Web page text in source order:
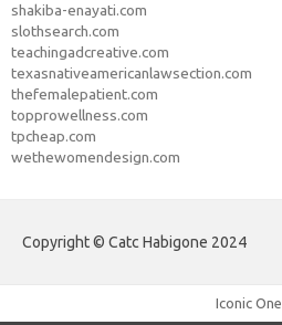
shakiba-enayati.com
slothsearch.com
teachingadcreative.com
texasnativeamericanlawsection.com
thefemalepatient.com
topprowellness.com
tpcheap.com
wethewomendesign.com
Copyright © Catc Habigone 2024
Iconic One